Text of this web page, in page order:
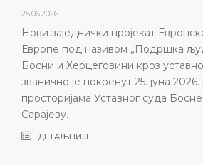
25.06.2026.
Нови заједнички пројекат
Европе под називом „Подршка
Босни и Херцеговини кроз
званично је покренут 25. јуна
просторијама Уставног суда
Сарајеву.
ДЕТАЉНИЈЕ